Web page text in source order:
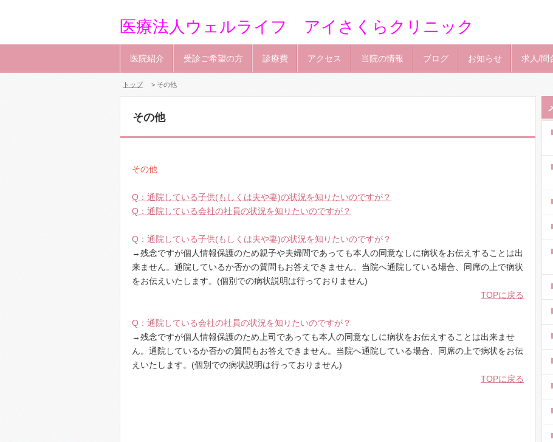
医療法人ウェルライフ アイさくらクリニック
医院紹介 受診ご希望の方 診療費 アクセス 当院の情報 ブログ お知らせ 求人/問
トップ > その他
その他
その他
Q：通院している子供(もしくは夫や妻)の状況を知りたいのですが？
Q：通院している会社の社員の状況を知りたいのですが？
Q：通院している子供(もしくは夫や妻)の状況を知りたいのですが？
→残念ですが個人情報保護のため親子や夫婦間であっても本人の同意なしに病状をお伝えすることは出
来ません。通院しているか否かの質問もお答えできません。当院へ通院している場合、同席の上で病状
をお伝えいたします。(個別での病状説明は行っておりません)
TOPに戻る
Q：通院している会社の社員の状況を知りたいのですが？
→残念ですが個人情報保護のため上司であっても本人の同意なしに病状をお伝えすることは出来ませ
ん。通院しているか否かの質問もお答えできません。当院へ通院している場合、同席の上で病状をお伝
えいたします。(個別での病状説明は行っておりません)
TOPに戻る